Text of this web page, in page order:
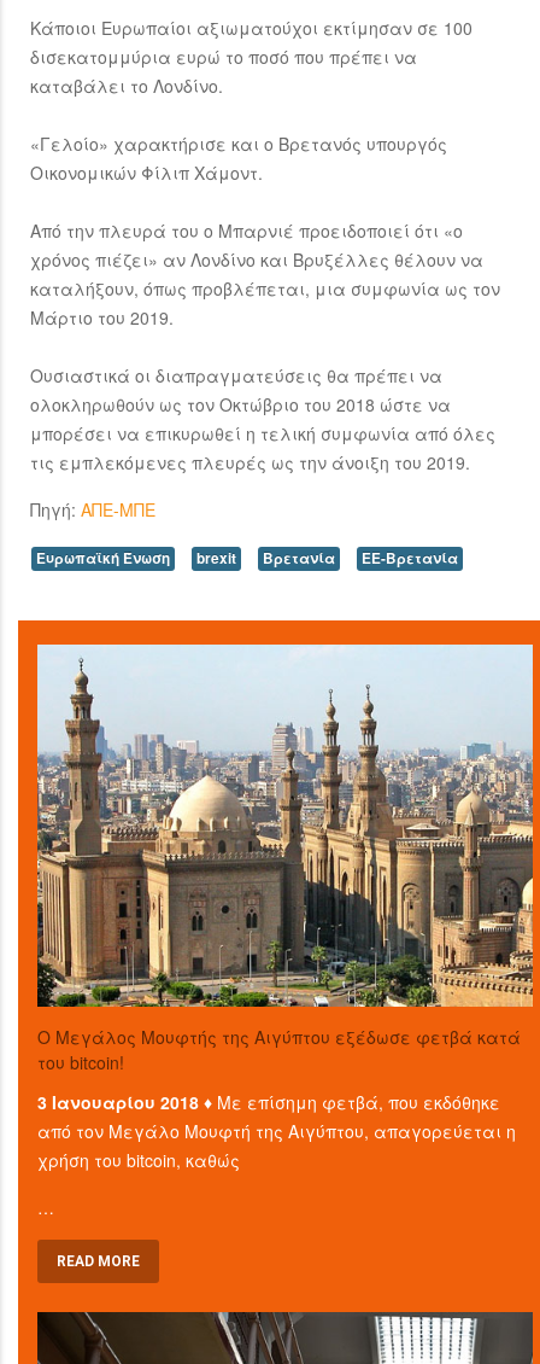
Κάποιοι Ευρωπαίοι αξιωματούχοι εκτίμησαν σε 100
δισεκατομμύρια ευρώ το ποσό που πρέπει να
καταβάλει το Λονδίνο.
«Γελοίο» χαρακτήρισε και ο Βρετανός υπουργός
Οικονομικών Φίλιπ Χάμοντ.
Από την πλευρά του ο Μπαρνιέ προειδοποιεί ότι «ο
χρόνος πιέζει» αν Λονδίνο και Βρυξέλλες θέλουν να
καταλήξουν, όπως προβλέπεται, μια συμφωνία ως τον
Μάρτιο του 2019.
Ουσιαστικά οι διαπραγματεύσεις θα πρέπει να
ολοκληρωθούν ως τον Οκτώβριο του 2018 ώστε να
μπορέσει να επικυρωθεί η τελική συμφωνία από όλες
τις εμπλεκόμενες πλευρές ως την άνοιξη του 2019.
Πηγή: ΑΠΕ-ΜΠΕ
Ευρωπαϊκή Ένωση brexit Βρετανία ΕΕ-Βρετανία
O Μεγάλος Μουφτής της Αιγύπτου εξέδωσε φετβά κατά
του bitcoin!
3 Ιανουαρίου 2018 ♦ Με επίσημη φετβά, που εκδόθηκε
από τον Μεγάλο Μουφτή της Αιγύπτου, απαγορεύεται η
χρήση του bitcoin, καθώς
…
READ MORE